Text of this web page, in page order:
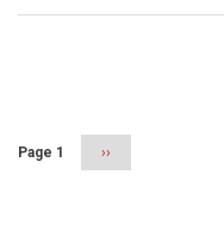
Page 1
Next
››